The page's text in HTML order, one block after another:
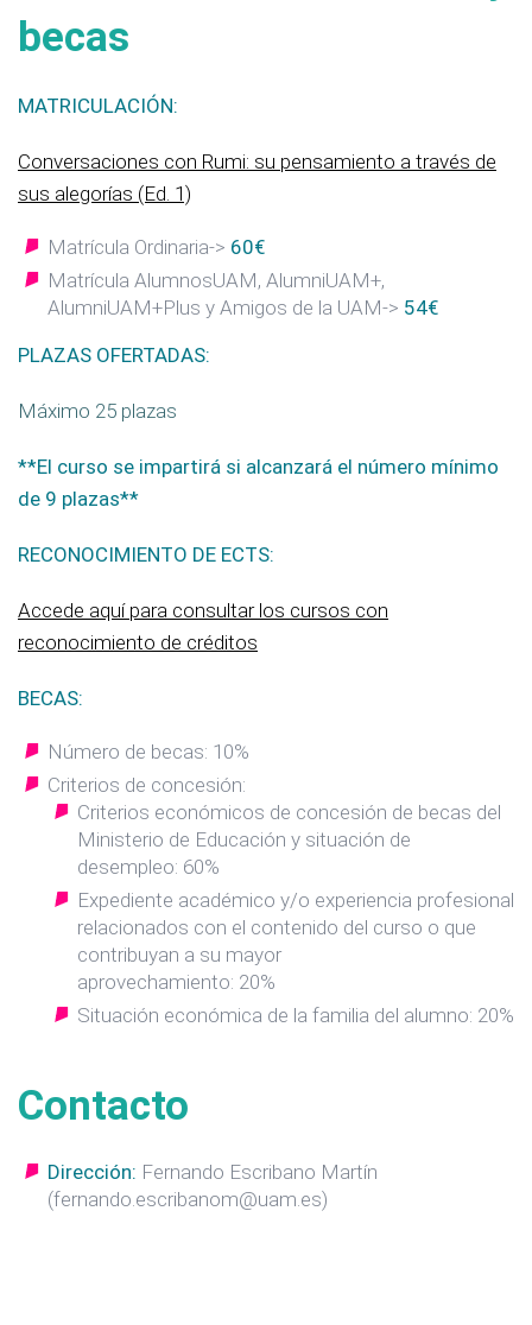
becas
MATRICULACIÓN:
Conversaciones con Rumi: su pensamiento a través de
sus alegorías (Ed. 1)
Matrícula Ordinaria-> 60€
Matrícula AlumnosUAM, AlumniUAM+,
AlumniUAM+Plus y Amigos de la UAM-> 54€
PLAZAS OFERTADAS:
Máximo 25 plazas
**El curso se impartirá si alcanzará el número mínimo
de 9 plazas**
RECONOCIMIENTO DE ECTS:
Accede aquí para consultar los cursos con
reconocimiento de créditos
BECAS:
Número de becas: 10%
Criterios de concesión:
Criterios económicos de concesión de becas del
Ministerio de Educación y situación de
desempleo: 60%
Expediente académico y/o experiencia profesional
relacionados con el contenido del curso o que
contribuyan a su mayor
aprovechamiento: 20%
Situación económica de la familia del alumno: 20%
Contacto
Dirección: Fernando Escribano Martín
(fernando.escribanom@uam.es)